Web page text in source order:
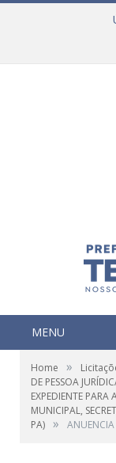
MENU
Home »
DE PESSOA
EXPEDIENTE PARA
MUNICIPAL,
PA) » ANUENCIA